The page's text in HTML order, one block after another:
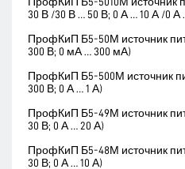
30 В /30 В … 50 В; 0 А … 10 А /0 А
ПрофКиП Б5-50М источник
300 В; 0 мА … 300 мА)
ПрофКиП Б5-500М источник
300 В; 0 А … 1 А)
ПрофКиП Б5-49М источник
30 В; 0 А … 20 А)
ПрофКиП Б5-48М источник
30 В; 0 А … 10 А)